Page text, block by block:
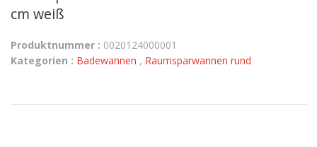
cm weiß
Produktnummer : 0020124000001
Kategorien : Badewannen , Raumsparwannen rund